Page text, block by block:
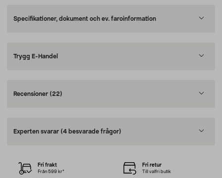
Specifikationer, dokument och ev. faroinformation
Trygg E-Handel
Recensioner (22)
Experten svarar (4 besvarade frågor)
Fri frakt
Från 599 kr*
Fri retur
Till valfri butik